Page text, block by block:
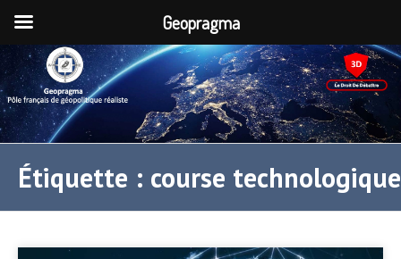
Étiquette : course technologique
Geopragma